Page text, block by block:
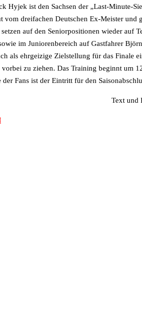
Hyjek ist den Sachsen der „Last-Minute-
vom dreifachen Deutschen Ex-Meister und
auf den Seniorpositionen wieder auf
im Juniorenbereich auf Gastfahrer
als ehrgeizige Zielstellung für das Finale
zu ziehen. Das Training beginnt um
Fans ist der Eintritt für den
Text und